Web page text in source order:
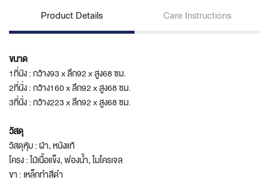
Product Details Care Instructions
ขนาด
1ที่นัง : กว้าง93 x ลึก92 x สูง68 ซม.
2ที่นั่ง : กว้าง160 x ลึก92 x สูง68 ซม.
3ที่นั่ง : กว้าง223 x ลึก92 x สูง68 ซม.
วัสดุ
วัสดุหุ้ม : ผ้า, หนังแท้
โครง : ไม้เนื้อแข็ง, ฟองน้ำ, ไมโครเจล
ขา : เหล็กทำสีดำ